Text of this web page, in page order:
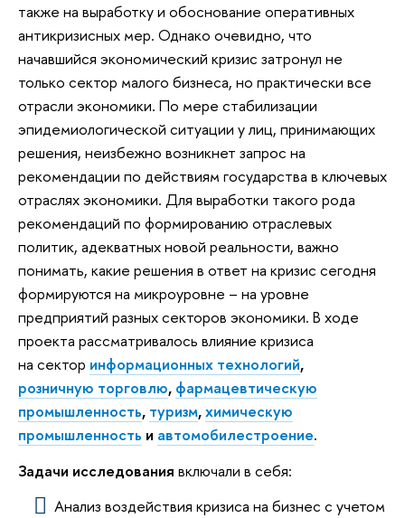
также на выработку и обоснование оперативных
антикризисных мер. Однако очевидно, что
начавшийся экономический кризис затронул не
только сектор малого бизнеса, но практически все
отрасли экономики. По мере стабилизации
эпидемиологической ситуации у лиц, принимающих
решения, неизбежно возникнет запрос на
рекомендации по действиям государства в ключевых
отраслях экономики. Для выработки такого рода
рекомендаций по формированию отраслевых
политик, адекватных новой реальности, важно
понимать, какие решения в ответ на кризис сегодня
формируются на микроуровне – на уровне
предприятий разных секторов экономики. В ходе
проекта рассматривалось влияние кризиса
на сектор информационных технологий,
розничную торговлю, фармацевтическую
промышленность, туризм,химическую
промышленность и автомобилестроение.
Задачи исследования включали в себя:
Анализ воздействия кризиса на бизнес с учетом